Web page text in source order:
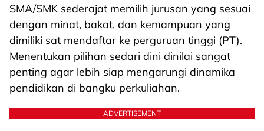
SMA/SMK sederajat memilih jurusan yang sesuai
dengan minat, bakat, dan kemampuan yang
dimiliki sat mendaftar ke perguruan tinggi (PT).
Menentukan pilihan sedari dini dinilai sangat
penting agar lebih siap mengarungi dinamika
pendidikan di bangku perkuliahan.
ADVERTISEMENT